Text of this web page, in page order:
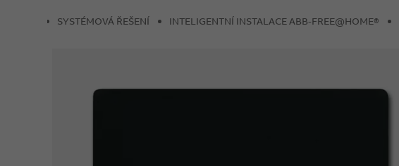
SYSTÉMOVÁ ŘEŠENÍ INTELIGENTNÍ INSTALACE ABB-FREE@HOME®